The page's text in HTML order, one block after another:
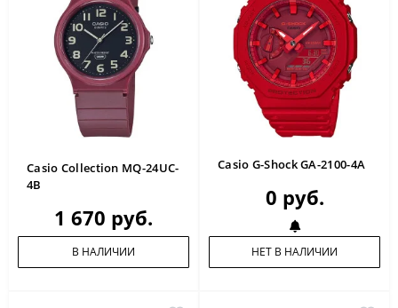
Casio Collection MQ-24UC-
4B
1 670 руб.
В НАЛИЧИИ
Casio G-Shock GA-2100-4A
0 руб.
НЕТ В НАЛИЧИИ